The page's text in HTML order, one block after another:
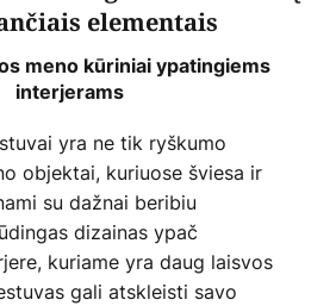
elementais
meno kūriniai ypatingiems
interjerams
yra ne tik ryškumo
objektai, kuriuose šviesa ir
su dažnai beribiu
dizainas ypač
kuriame yra daug laisvos
gali atskleisti savo